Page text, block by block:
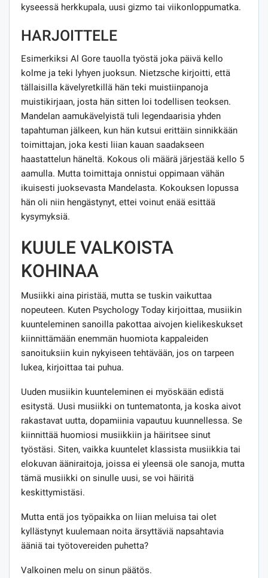
kyseessä herkkupala, uusi gizmo tai viikonloppumatka.
HARJOITTELE
Esimerkiksi Al Gore tauolla työstä joka päivä kello
kolme ja teki lyhyen juoksun. Nietzsche kirjoitti, että
tällaisilla kävelyretkillä hän teki muistiinpanoja
muistikirjaan, josta hän sitten loi todellisen teoksen.
Mandelan aamukävelyistä tuli legendaarisia yhden
tapahtuman jälkeen, kun hän kutsui erittäin sinnikkään
toimittajan, joka kesti liian kauan saadakseen
haastattelun häneltä. Kokous oli määrä järjestää kello 5
aamulla. Mutta toimittaja onnistui oppimaan vähän
ikuisesti juoksevasta Mandelasta. Kokouksen lopussa
hän oli niin hengästynyt, ettei voinut enää esittää
kysymyksiä.
KUULE VALKOISTA
KOHINAA
Musiikki aina piristää, mutta se tuskin vaikuttaa
nopeuteen. Kuten Psychology Today kirjoittaa, musiikin
kuunteleminen sanoilla pakottaa aivojen kielikeskukset
kiinnittämään enemmän huomiota kappaleiden
sanoituksiin kuin nykyiseen tehtävään, jos on tarpeen
lukea, kirjoittaa tai puhua.
Uuden musiikin kuunteleminen ei myöskään edistä
esitystä. Uusi musiikki on tuntematonta, ja koska aivot
rakastavat uutta, dopamiinia vapautuu kuunnellessa. Se
kiinnittää huomiosi musiikkiin ja häiritsee sinut
työstäsi. Siten, vaikka kuuntelet klassista musiikkia tai
elokuvan ääniraitoja, joissa ei yleensä ole sanoja, mutta
tämä musiikki on sinulle uusi, se voi häiritä
keskittymistäsi.
Mutta entä jos työpaikka on liian meluisa tai olet
kyllästynyt kuulemaan noita ärsyttäviä napsahtavia
ääniä tai työtovereiden puhetta?
Valkoinen melu on sinun päätös.